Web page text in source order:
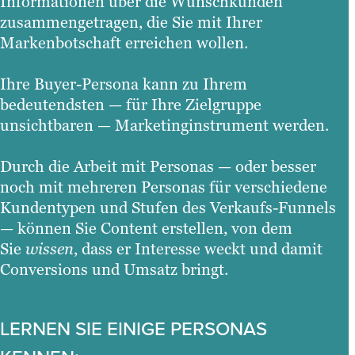
zusammengetragen, die Sie mit Ihrer
Markenbotschaft erreichen wollen.
Ihre Buyer-Persona kann zu Ihrem
bedeutendsten — für Ihre Zielgruppe
unsichtbaren — Marketinginstrument werden.
Durch die Arbeit mit Personas — oder besser
noch mit mehreren Personas für verschiedene
Kundentypen und Stufen des Verkaufs-Funnels
— können Sie Content erstellen, von dem
Sie wissen, dass er Interesse weckt und damit
Conversions und Umsatz bringt.
LERNEN SIE EINIGE PERSONAS